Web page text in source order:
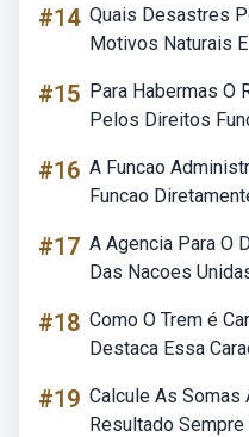
#14 Quais Desastres
Motivos Naturais
#15 Para Habermas O
Pelos Direitos
#16 A Funcao
Funcao
#17 A Agencia Para O
Das Nacoes
#18 Como O Trem é
Destaca Essa
#19 Calcule As Somas
Resultado